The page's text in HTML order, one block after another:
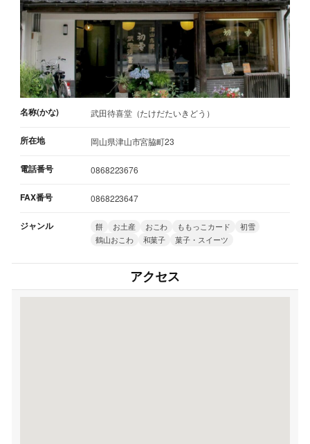
名称(かな) 武田待喜堂（たけだたいきどう）
所在地 岡山県津山市宮脇町23
電話番号 0868223676
FAX番号 0868223647
ジャンル 餅 お土産 おこわ ももっこカード
初雪
鶴山おこわ
和菓子 菓子・スイーツ
アクセス